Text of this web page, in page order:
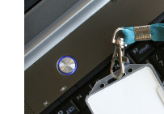
Juízes Manaus
Juízes Roraima
Juízes Interior
Juízes